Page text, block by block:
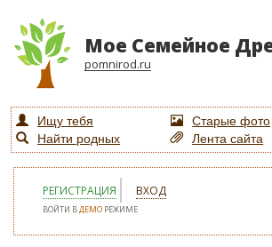
Мое Семейное
pomnirod.ru
Ищу тебя
Старые фото
Найти родных
Лента сайта
РЕГИСТРАЦИЯ ВХОД
ВОЙТИ ВДЕМО РЕЖИМЕ